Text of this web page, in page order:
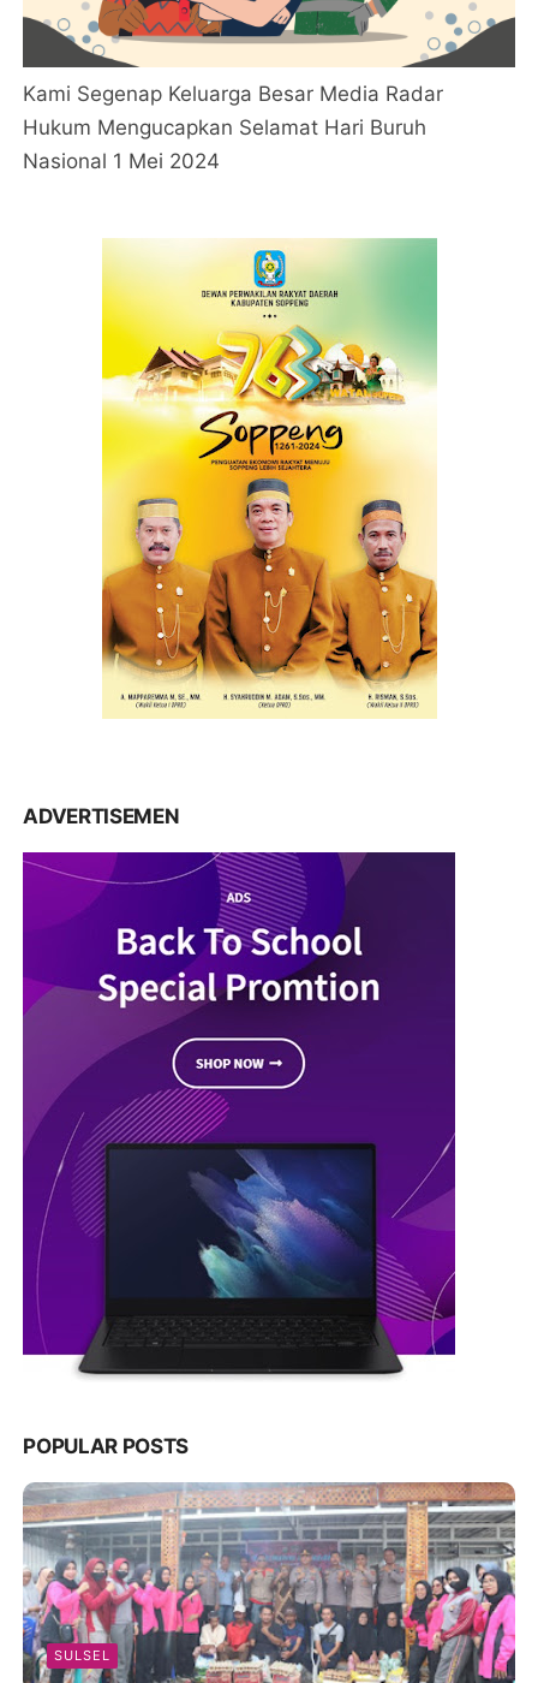
Kami Segenap Keluarga Besar Media Radar
Hukum Mengucapkan Selamat Hari Buruh
Nasional 1 Mei 2024
ADVERTISEMEN
POPULAR POSTS
SULSEL